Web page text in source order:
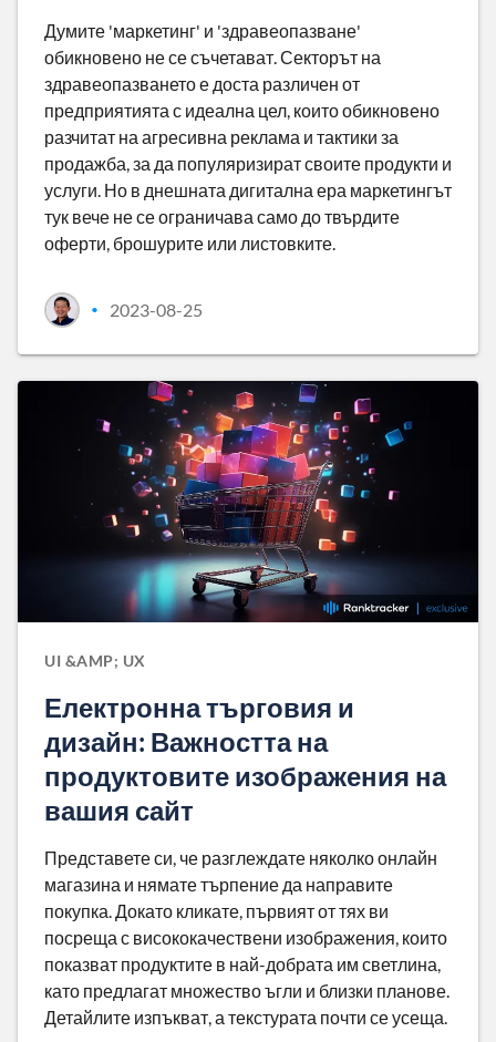
Думите 'маркетинг' и 'здравеопазване'
обикновено не се съчетават. Секторът на
здравеопазването е доста различен от
предприятията с идеална цел, които обикновено
разчитат на агресивна реклама и тактики за
продажба, за да популяризират своите продукти и
услуги. Но в днешната дигитална ера маркетингът
тук вече не се ограничава само до твърдите
оферти, брошурите или листовките.
• 2023-08-25
UI &AMP; UX
Електронна търговия и
дизайн: Важността на
продуктовите изображения на
вашия сайт
Представете си, че разглеждате няколко онлайн
магазина и нямате търпение да направите
покупка. Докато кликате, първият от тях ви
посреща с висококачествени изображения, които
показват продуктите в най-добрата им светлина,
като предлагат множество ъгли и близки планове.
Детайлите изпъкват, а текстурата почти се усеща.